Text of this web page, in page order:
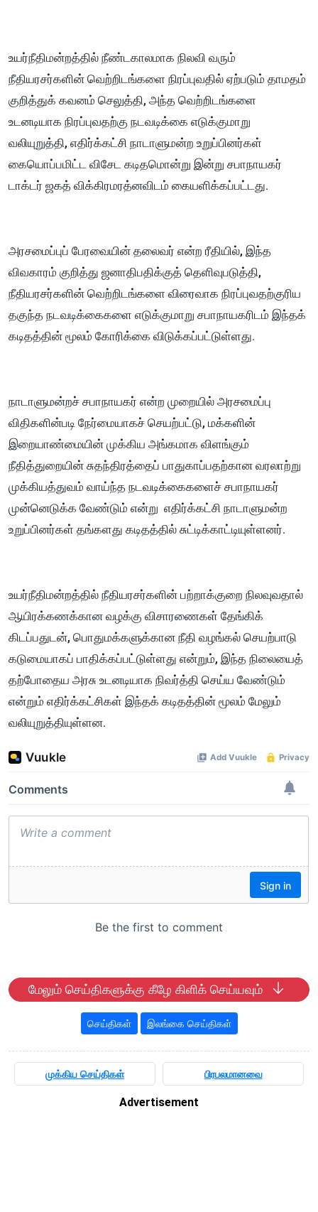
உயர்நீதிமன்றத்தில் நீண்டகாலமாக நிலவி வரும்
நீதியரசர்களின் வெற்றிடங்களை நிரப்புவதில் ஏற்படும் தாமதம்
குறித்துக் கவனம் செலுத்தி, அந்த வெற்றிடங்களை
உடனடியாக நிரப்புவதற்கு நடவடிக்கை எடுக்குமாறு
வலியுறுத்தி, எதிர்க்கட்சி நாடாளுமன்ற உறுப்பினர்கள்
கையொப்பமிட்ட விசேட கடிதமொன்று இன்று சபாநாயகர்
டாக்டர் ஜகத் விக்கிரமரத்னவிடம் கையளிக்கப்பட்டது.
அரசமைப்புப் பேரவையின் தலைவர் என்ற ரீதியில், இந்த
விவகாரம் குறித்து ஜனாதிபதிக்குத் தெளிவுபடுத்தி,
நீதியரசர்களின் வெற்றிடங்களை விரைவாக நிரப்புவதற்குரிய
தகுந்த நடவடிக்கைகளை எடுக்குமாறு சபாநாயகரிடம் இந்தக்
கடிதத்தின் மூலம் கோரிக்கை விடுக்கப்பட்டுள்ளது.
நாடாளுமன்றச் சபாநாயகர் என்ற முறையில் அரசமைப்பு
விதிகளின்படி நேர்மையாகச் செயற்பட்டு, மக்களின்
இறையாண்மையின் முக்கிய அங்கமாக விளங்கும்
நீதித்துறையின் சுதந்திரத்தைப் பாதுகாப்பதற்கான வரலாற்று
முக்கியத்துவம் வாய்ந்த நடவடிக்கைகளைச் சபாநாயகர்
முன்னெடுக்க வேண்டும் என்று எதிர்க்கட்சி நாடாளுமன்ற
உறுப்பினர்கள் தங்களது கடிதத்தில் சுட்டிக்காட்டியுள்ளனர்.
உயர்நீதிமன்றத்தில் நீதியரசர்களின் பற்றாக்குறை நிலவுவதால்
ஆயிரக்கணக்கான வழக்கு விசாரணைகள் தேங்கிக்
கிடப்பதுடன், பொதுமக்களுக்கான நீதி வழங்கல் செயற்பாடு
கடுமையாகப் பாதிக்கப்பட்டுள்ளது என்றும், இந்த நிலையைத்
தற்போதைய அரசு உடனடியாக நிவர்த்தி செய்ய வேண்டும்
என்றும் எதிர்க்கட்சிகள் இந்தக் கடிதத்தின் மூலம் மேலும்
வலியுறுத்தியுள்ளன.
மேலும் செய்திகளுக்கு கீழே கிளிக் செய்யவும்
செய்திகள் இலங்கை செய்திகள்
முக்கிய செய்திகள் பிரபலமானவை
Advertisement